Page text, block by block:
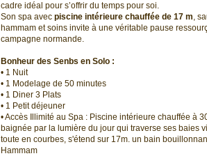
cadre idéal pour s’offrir du temps pour soi.
Son spa avec piscine intérieure chauffée de 17 m,
hammam et soins invite à une véritable pause
campagne normande.
Bonheur des Senbs en Solo :
• 1 Nuit
• 1 Modelage de 50 minutes
• 1 Diner 3 Plats
• 1 Petit déjeuner
• Accès Illimité au Spa : Piscine intérieure chauffée à
baignée par la lumière du jour qui traverse ses baies
toute en courbes, s'étend sur 17m. un bain
Hammam